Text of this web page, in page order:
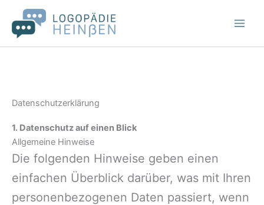
Datenschutzerklärung
1. Datenschutz auf einen Blick
Allgemeine Hinweise
Die folgenden Hinweise geben einen
einfachen Überblick darüber, was mit Ihren
personenbezogenen Daten passiert, wenn